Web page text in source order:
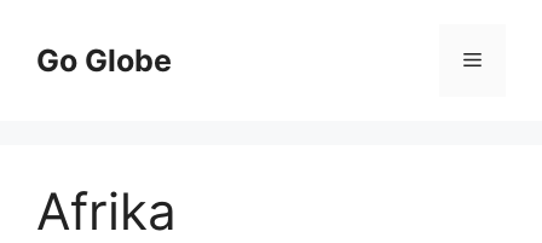
tartalomba
Go Globe Menü
Afrika